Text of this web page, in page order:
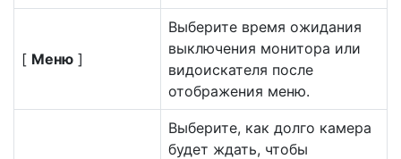
[ Меню ]
Выберите время ожидания
выключения монитора или
видоискателя после
отображения меню.
Выберите, как долго камера
будет ждать, чтобы